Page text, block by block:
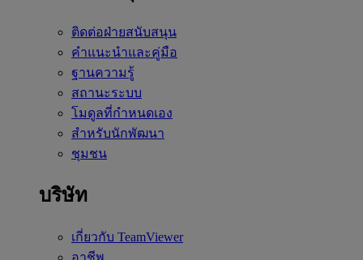
ติดต่อฝ่ายสนับสนุน
คำแนะนำและคู่มือ
ฐานความรู้
สถานะระบบ
โมดูลที่กำหนดเอง
สำหรับนักพัฒนา
ชุมชน
บริษัท
เกี่ยวกับ TeamViewer